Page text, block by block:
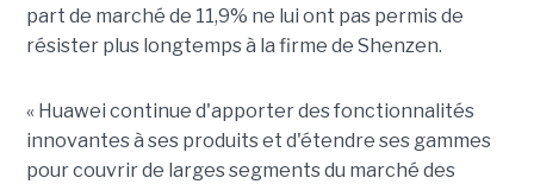
part de marché de 11,9% ne lui ont pas permis de
résister plus longtemps à la firme de Shenzen.
« Huawei continue d'apporter des fonctionnalités
innovantes à ses produits et d'étendre ses gammes
pour couvrir de larges segments du marché des